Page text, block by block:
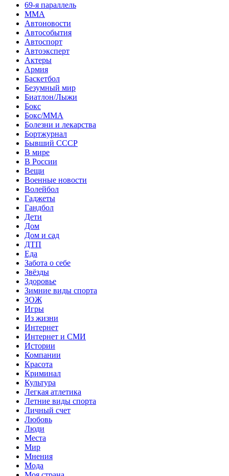
69-я параллель
MMA
Автоновости
Автособытия
Автоспорт
Автоэксперт
Актеры
Армия
Баскетбол
Безумный мир
Биатлон/Лыжи
Бокс
Бокс/MMA
Болезни и лекарства
Бортжурнал
Бывший СССР
В мире
В России
Вещи
Военные новости
Волейбол
Гаджеты
Гандбол
Дети
Дом
Дом и сад
ДТП
Еда
Забота о себе
Звёзды
Здоровье
Зимние виды спорта
ЗОЖ
Игры
Из жизни
Интернет
Интернет и СМИ
Истории
Компании
Красота
Криминал
Культура
Легкая атлетика
Летние виды спорта
Личный счет
Любовь
Люди
Места
Мир
Мнения
Мода